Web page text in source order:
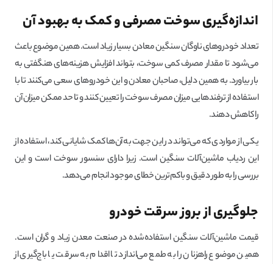
اندازه‌گیری سوخت مصرفی و کمک به بهبود آن
تعداد خودروهای ناوگان سنگین معادن بسیار زیاد است. همین موضوع باعث
می‌شود تا مقدار مصرف کمی سوخت، بتواند افزایش هزینه‌های هنگفتی به
بار بیاورد. به همین دلیل، صاحبان معادن و این خودروهای سعی می‌کنند تا با
استفاده از ترفندهایی میزان مصرف سوخت را تعیین کنند و تا حد ممکن میزان آن
را کاهش دهند.
یکی از مواردی که می‌تواند در این جهت به آن‌ها کمک شایانی کند، استفاده از
این ردیاب ماشین‌آلات سنگین است. زیرا دارای سنسور سوخت است و این
بررسی را به طور دقیق و باکم‌ترین خطای موجود انجام می‌دهد.
جلوگیری از بروز سرقت خودرو
قیمت ماشین‌آلات سنگین استفاده‌شده در صنعت معدن زیاد و گران است.
همین موضوع راهزنان را به طمع می‌اندازد تا اقدام به سرقت یا باج‌گیری از